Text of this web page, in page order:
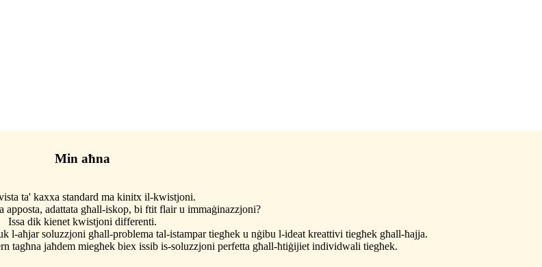
Min aħna
ta' kaxxa standard ma kinitx il-kwistjoni.
apposta, adattata għall-iskop, bi ftit flair u immaġinazzjoni?
Issa dik kienet kwistjoni differenti.
l-aħjar soluzzjoni għall-problema tal-istampar tiegħek u nġibu l-ideat kreattivi tiegħek għall-ħajja.
tagħna jaħdem miegħek biex issib is-soluzzjoni perfetta għall-ħtiġijiet individwali tiegħek.